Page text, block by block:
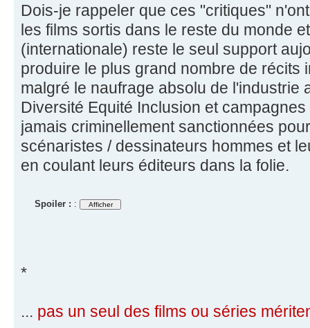
Dois-je rappeler que ces "critiques"
les films sortis dans le reste du monde
(internationale) reste le seul support
produire le plus grand nombre de récits
malgré le naufrage absolu de l'industrie
Diversité Equité Inclusion et
jamais criminellement sanctionnées
scénaristes / dessinateurs hommes et
en coulant leurs éditeurs dans la folie.
Spoiler : :
*
... pas un seul des films ou séries